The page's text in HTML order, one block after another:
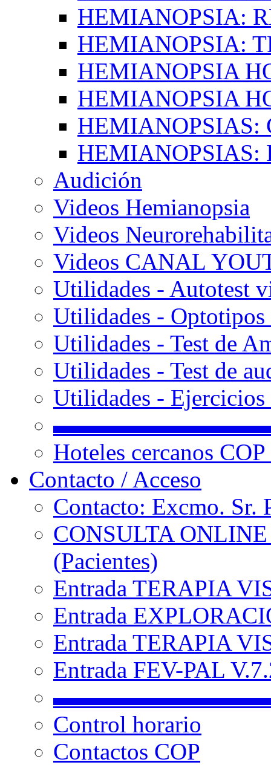
HEMIANOPSIA:
HEMIANOPSIA:
HEMIANOPSIA
HEMIANOPSIA
HEMIANOPSIAS:
HEMIANOPSIAS:
Audición
Videos Hemianopsia
Videos
Videos CANAL
Utilidades - Autotest
Utilidades -
Utilidades - Test de
Utilidades - Test de
Utilidades -
Hoteles cercanos
Contacto / Acceso
Contacto: Excmo. Sr.
CONSULTA
(Pacientes)
Entrada TERAPIA
Entrada
Entrada TERAPIA
Entrada FEV-PAL
Control horario
Contactos COP